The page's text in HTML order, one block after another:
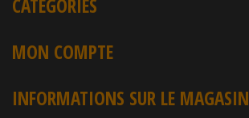
CATÉGORIES
MON COMPTE
INFORMATIONS SUR LE MAGASIN